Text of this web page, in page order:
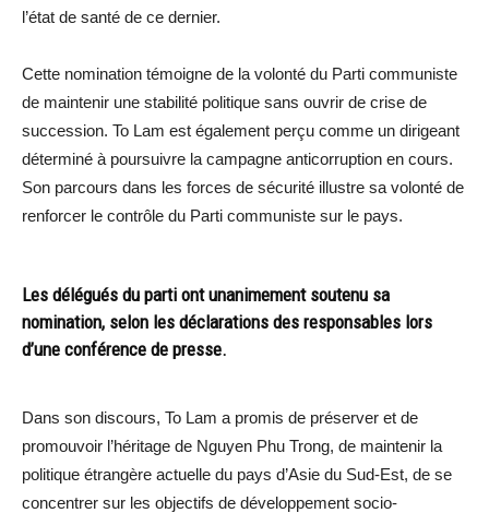
l’état de santé de ce dernier.
Cette nomination témoigne de la volonté du Parti communiste
de maintenir une stabilité politique sans ouvrir de crise de
succession. To Lam est également perçu comme un dirigeant
déterminé à poursuivre la campagne anticorruption en cours.
Son parcours dans les forces de sécurité illustre sa volonté de
renforcer le contrôle du Parti communiste sur le pays.
Les délégués du parti ont unanimement soutenu sa
nomination, selon les déclarations des responsables lors
d’une conférence de presse.
Dans son discours, To Lam a promis de préserver et de
promouvoir l’héritage de Nguyen Phu Trong, de maintenir la
politique étrangère actuelle du pays d’Asie du Sud-Est, de se
concentrer sur les objectifs de développement socio-